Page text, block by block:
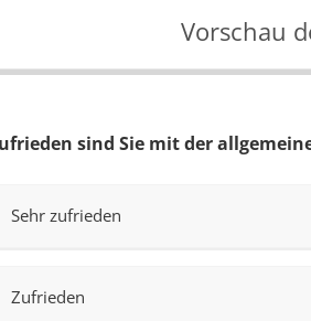
Vorschau